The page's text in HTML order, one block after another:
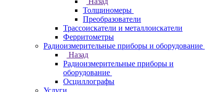
Толщиномеры
Преобразователи
Трассоискатели и металлоискатели
Ферритометры
Радиоизмерительные приборы и оборудование
Назад
Радиоизмерительные приборы и
оборудование
Осциллографы
Услуги